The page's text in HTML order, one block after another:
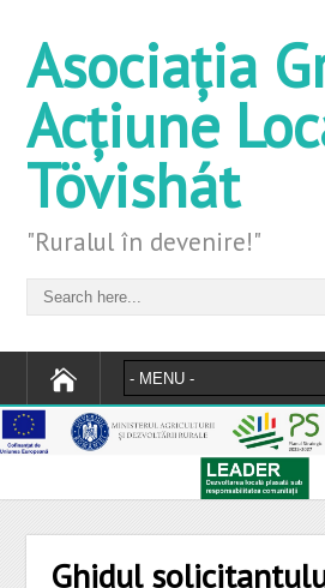
Asociația
Acțiune
Tövishát
"Ruralul în devenire!"
Ghidul